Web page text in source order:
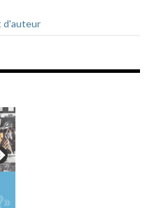
d'auteur